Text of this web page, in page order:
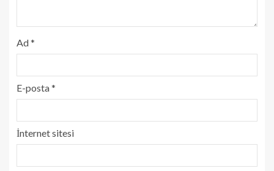
Ad*
E-posta*
İnternet sitesi